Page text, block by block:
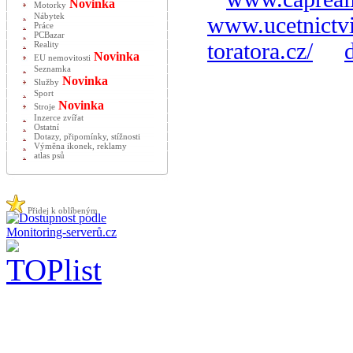
toratora.cz/
Motorky Novinka
Nábytek
Práce
PCBazar
Reality
EU nemovitosti Novinka
Seznamka
Služby Novinka
Sport
Stroje Novinka
Inzerce zvířat
Ostatní
Dotazy, připomínky, stížnosti
Výměna ikonek, reklamy
atlas psů
Přidej k oblíbeným